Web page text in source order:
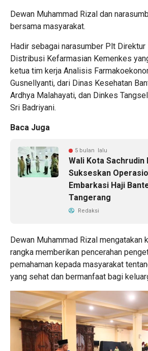
Dewan Muhammad Rizal dan
bersama masyarakat.
Hadir sebagai narasumber Plt
Distribusi Kefarmasian Kemenkes
ketua tim kerja Analisis
Gusnellyanti, dari Dinas Kesehatan
Ardhya Malahayati, dan Dinkes
Sri Badriyani.
Baca Juga
5 bulan lalu
Wali Kota Sachrudin
Sukseskan
Embarkasi Haji
Tangerang
Redaksi
Dewan Muhammad Rizal mengatakan
rangka memberikan pencerahan
pemahaman kepada masyarakat
yang sehat dan bermanfaat bagi